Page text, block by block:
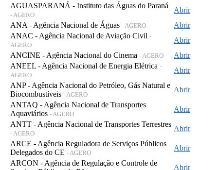
AGUASPARANÁ - Instituto das Águas do Paraná
- AGERO
Abrir
ANA - Agência Nacional de Águas - AGERO
Abrir
ANAC - Agência Nacional de Aviação Civil -
AGERO
Abrir
ANCINE - Agência Nacional do Cinema - AGERO
Abrir
ANEEL - Agência Nacional de Energia Elétrica -
AGERO
Abrir
ANP - Agência Nacional do Petróleo, Gás Natural e
Biocombustíveis - AGERO
Abrir
ANTAQ - Agência Nacional de Transportes
Aquaviários - AGERO
Abrir
ANTT - Agência Nacional de Transportes Terrestres
- AGERO
Abrir
ARCE - Agência Reguladora de Serviços Públicos
Delegados do CE - AGERO
Abrir
ARCON - Agência de Regulação e Controle de
Abrir